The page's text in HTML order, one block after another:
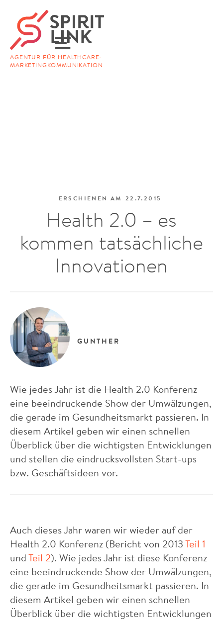
AGENTUR FÜR HEALTHCARE-
MARKETINGKOMMUNIKATION
ERSCHIENEN AM 22.7.2015
Health 2.0 – es
kommen tatsächliche
Innovationen
GUNTHER
Wie jedes Jahr ist die Health 2.0 Konferenz
eine beeindruckende Show der Umwälzungen,
die gerade im Gesundheitsmarkt passieren. In
diesem Artikel geben wir einen schnellen
Überblick über die wichtigsten Entwicklungen
und stellen die eindrucksvollsten Start-ups
bzw. Geschäftsideen vor.
Auch dieses Jahr waren wir wieder auf der
Health 2.0 Konferenz (Bericht von 2013Teil 1
undTeil 2). Wie jedes Jahr ist diese Konferenz
eine beeindruckende Show der Umwälzungen,
die gerade im Gesundheitsmarkt passieren. In
diesem Artikel geben wir einen schnellen
Überblick über die wichtigsten Entwicklungen